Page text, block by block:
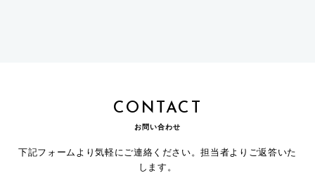
CONTACT
お問い合わせ
下記フォームより気軽にご連絡ください。担当者よりご返答いた
します。